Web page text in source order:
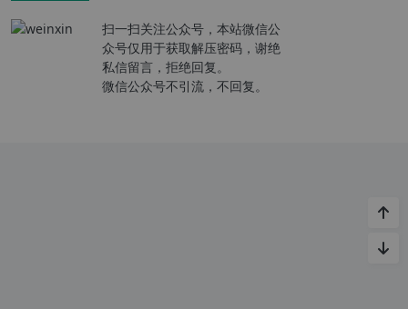
扫一扫关注公众号，本站微信公
众号仅用于获取解压密码，谢绝
私信留言，拒绝回复。
微信公众号不引流，不回复。